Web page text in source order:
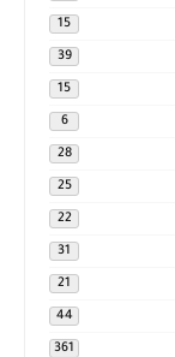
15
39
15
6
28
25
22
31
21
44
361